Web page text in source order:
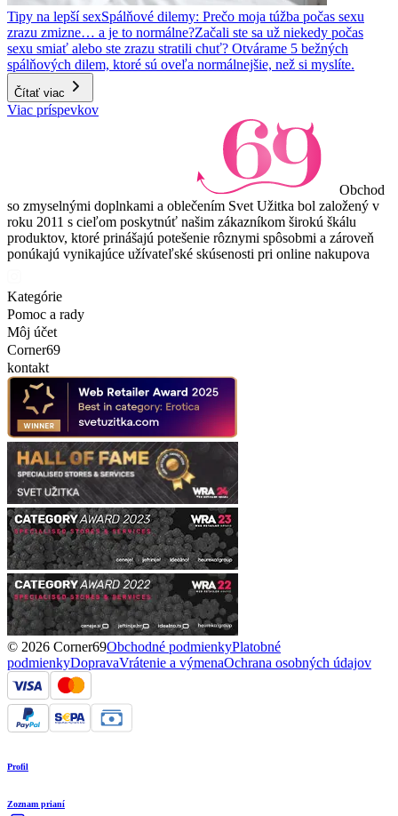
Tipy na lepší sexSpálňové dilemy: Prečo moja túžba počas sexu
zrazu zmizne… a je to normálne?Začali ste sa už niekedy počas
sexu smiať alebo ste zrazu stratili chuť? Otvárame 5 bežných
spálňových dilem, ktoré sú oveľa normálnejšie, než si myslíte.
Čítať viac
Viac príspevkov
Obchod
so zmyselnými doplnkami a oblečením Svet Užitka bol založený v
roku 2011 s cieľom poskytnúť našim zákazníkom širokú škálu
produktov, ktoré prinášajú potešenie rôznymi spôsobmi a zároveň
ponúkajú vynikajúce užívateľské skúsenosti pri online nakupova
Kategórie
Pomoc a rady
Môj účet
Corner69
kontakt
© 2026 Corner69Obchodné podmienkyPlatobné
podmienkyDopravaVrátenie a výmenaOchrana osobných údajov
Profil
Zoznam prianí